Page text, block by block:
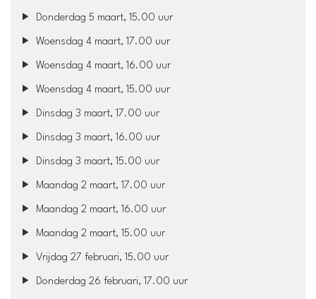
Donderdag 5 maart, 15.00 uur
Woensdag 4 maart, 17.00 uur
Woensdag 4 maart, 16.00 uur
Woensdag 4 maart, 15.00 uur
Dinsdag 3 maart, 17.00 uur
Dinsdag 3 maart, 16.00 uur
Dinsdag 3 maart, 15.00 uur
Maandag 2 maart, 17.00 uur
Maandag 2 maart, 16.00 uur
Maandag 2 maart, 15.00 uur
Vrijdag 27 februari, 15.00 uur
Donderdag 26 februari, 17.00 uur